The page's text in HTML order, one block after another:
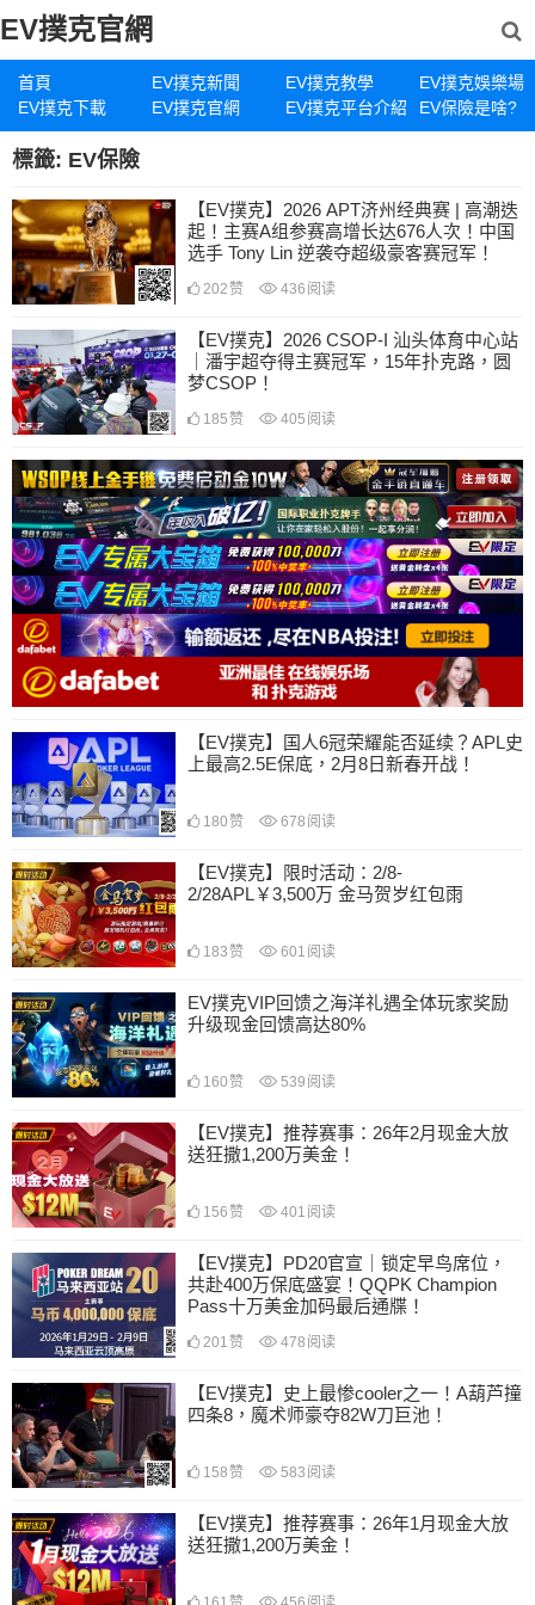
EV撲克官網
首頁 EV撲克新聞 EV撲克教學
EV撲克娛樂場
EV撲克下載
EV撲克官網 EV撲克平台介紹 EV保險是啥?
標籤: EV保險
【EV撲克】2026 APT济州经典赛 | 高潮迭
起！主赛A组参赛高增长达676人次！中国
选手 Tony Lin 逆袭夺超级豪客赛冠军！
202 赞 436 阅读
【EV撲克】2026 CSOP-I 汕头体育中心站
｜潘宇超夺得主赛冠军，15年扑克路，圆
梦CSOP！
185 赞 405 阅读
【EV撲克】国人6冠荣耀能否延续？APL史
上最高2.5E保底，2月8日新春开战！
180 赞 678 阅读
【EV撲克】限时活动：2/8-
2/28APL￥3,500万 金马贺岁红包雨
183 赞 601 阅读
EV撲克VIP回馈之海洋礼遇全体玩家奖励
升级现金回馈高达80%
160 赞 539 阅读
【EV撲克】推荐赛事：26年2月现金大放
送狂撒1,200万美金！
156 赞 401 阅读
【EV撲克】PD20官宣｜锁定早鸟席位，
共赴400万保底盛宴！QQPK Champion
Pass十万美金加码最后通牒！
201 赞 478 阅读
【EV撲克】史上最惨cooler之一！A葫芦撞
四条8，魔术师豪夺82W刀巨池！
158 赞 583 阅读
【EV撲克】推荐赛事：26年1月现金大放
送狂撒1,200万美金！